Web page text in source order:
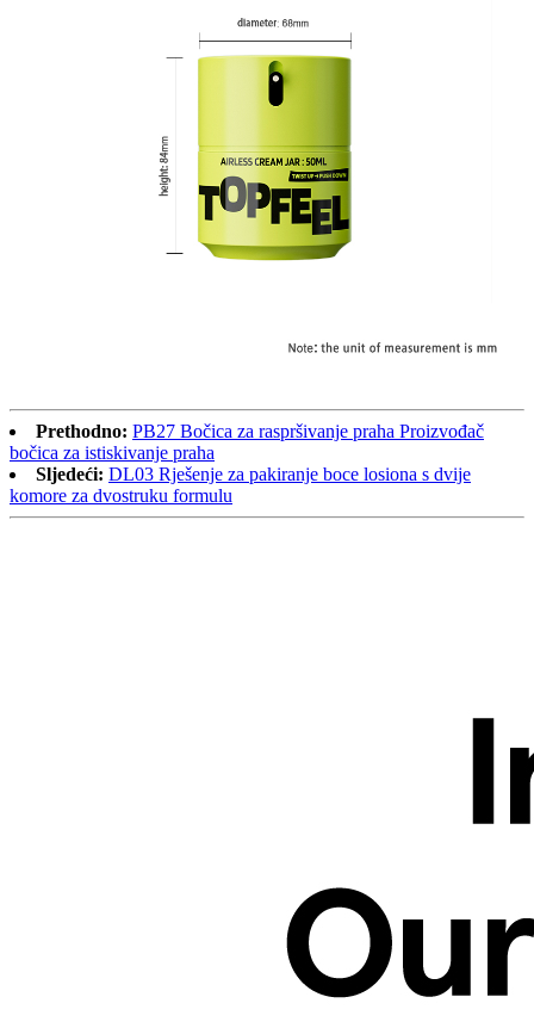
Prethodno: PB27 Bočica za raspršivanje praha Proizvođač
bočica za istiskivanje praha
Sljedeći: DL03 Rješenje za pakiranje boce losiona s dvije
komore za dvostruku formulu